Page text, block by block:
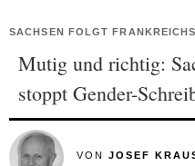
SACHSEN FOLGT
Mutig und richtig:
stoppt Gender-
VON JOSEF